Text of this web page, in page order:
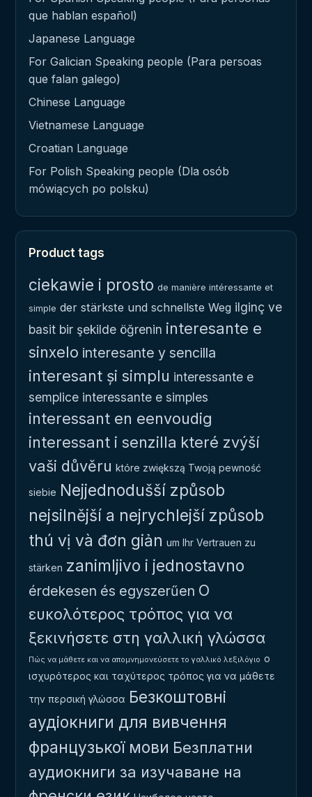
que hablan español)
Japanese Language
For Galician Speaking people (Para persoas
que falan galego)
Chinese Language
Vietnamese Language
Croatian Language
For Polish Speaking people (Dla osób
mówiących po polsku)
Product tags
ciekawie i prosto de manière intéressante et
simple der stärkste und schnellste Weg ilginç ve
basit bir şekilde öğrenin interesante e
sinxelo interesante y sencilla
interesant și simplu interessante e
semplice interessante e simples
interessant en eenvoudig
interessant i senzilla které zvýší
vaši důvěru które zwiększą Twoją pewność
siebie Nejjednodušší způsob
nejsilnější a nejrychlejší způsob
thú vị và đơn giản um Ihr Vertrauen zu
stärken zanimljivo i jednostavno
érdekesen és egyszerűen Ο
ευκολότερος τρόπος για να
ξεκινήσετε στη γαλλική γλώσσα
Πώς να μάθετε και να απομνημονεύσετε το γαλλικό λεξιλόγιο ο
ισχυρότερος και ταχύτερος τρόπος για να μάθετε
την περσική γλώσσα Безкоштовні
аудіокниги для вивчення
французької мови Безплатни
аудиокниги за изучаване на